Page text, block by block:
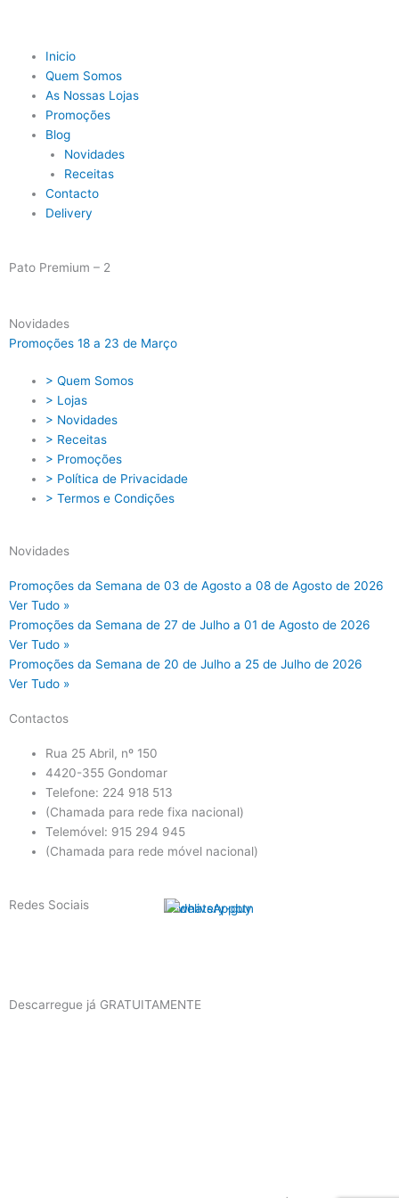
Main
Menu
Inicio
Quem Somos
As Nossas Lojas
Promoções
Blog
Novidades
Receitas
Contacto
Delivery
Pato Premium – 2
Novidades
Promoções 18 a 23 de Março
> Quem Somos
> Lojas
> Novidades
> Receitas
> Promoções
> Política de Privacidade
> Termos e Condições
Novidades
Promoções da Semana de 03 de Agosto a 08 de Agosto de 2026
Ver Tudo »
Promoções da Semana de 27 de Julho a 01 de Agosto de 2026
Ver Tudo »
Promoções da Semana de 20 de Julho a 25 de Julho de 2026
Ver Tudo »
Contactos
Rua 25 Abril, nº 150
4420-355 Gondomar
Telefone: 224 918 513
(Chamada para rede fixa nacional)
Telemóvel: 915 294 945
(Chamada para rede móvel nacional)
Redes Sociais
a n
Descarregue já GRATUITAMENTE